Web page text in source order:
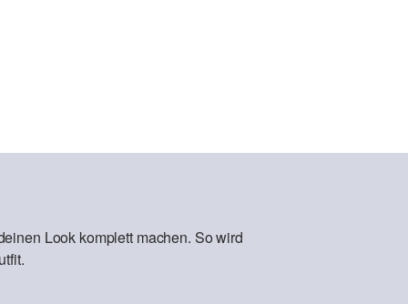
Look komplett machen. So wird